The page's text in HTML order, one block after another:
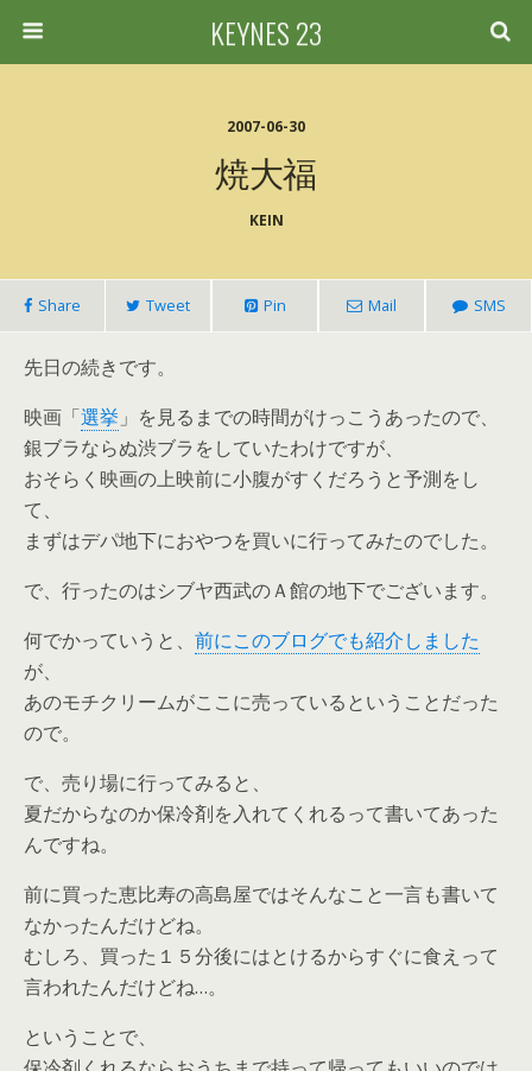
KEYNES 23
2007-06-30
焼大福
KEIN
Share Tweet Pin Mail SMS
先日の続きです。
映画「選挙 」を見るまでの時間がけっこうあったので、
銀ブラならぬ渋ブラをしていたわけですが、
おそらく映画の上映前に小腹がすくだろうと予測をし
て、
まずはデパ地下におやつを買いに行ってみたのでした。
で、行ったのはシブヤ西武のＡ館の地下でございます。
何でかっていうと、 前にこのブログでも紹介しました
が、
あのモチクリームがここに売っているということだった
ので。
で、売り場に行ってみると、
夏だからなのか保冷剤を入れてくれるって書いてあった
んですね。
前に買った恵比寿の高島屋ではそんなこと一言も書いて
なかったんだけどね。
むしろ、買った１５分後にはとけるからすぐに食えって
言われたんだけどね…。
ということで、